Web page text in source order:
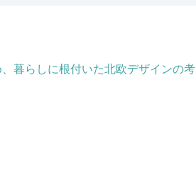
暮らしに根付いた北欧デザインの考